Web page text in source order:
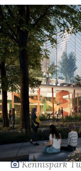
‘Kennispark